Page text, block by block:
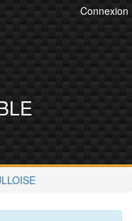
Connexion